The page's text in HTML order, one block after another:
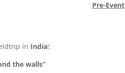
Pre-Event
in India!:
the walls”